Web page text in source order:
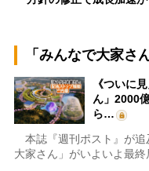
「みんなで大家さ
《ついに
ん」2000
ら…
本誌『週刊ポスト』が追
大家さん」がいよいよ最